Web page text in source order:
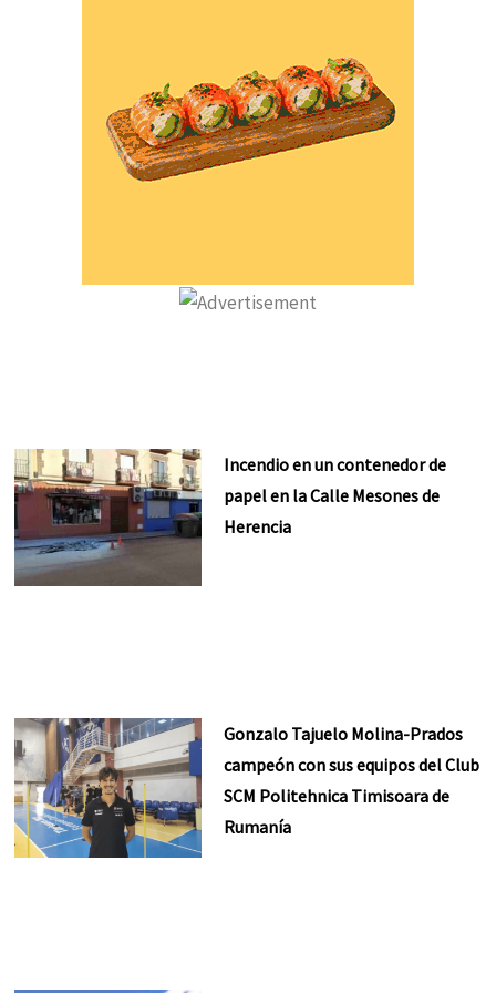
Incendio en un contenedor de
papel en la Calle Mesones de
Herencia
Gonzalo Tajuelo Molina-Prados
campeón con sus equipos del Club
SCM Politehnica Timisoara de
Rumanía